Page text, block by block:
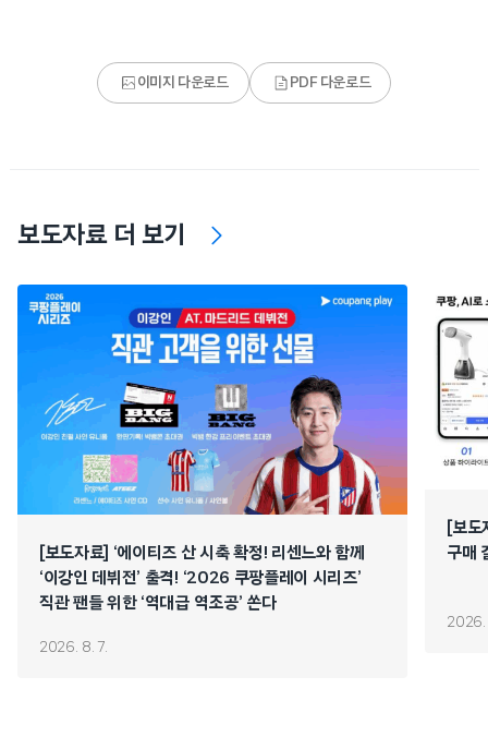
이미지 다운로드 PDF 다운로드
보도자료 더 보기
[보도자료] ‘에이티즈 산 시축 확정! 리센느와 함께
‘이강인 데뷔전’ 출격! ‘2026 쿠팡플레이 시리즈’
직관 팬들 위한 ‘역대급 역조공’ 쏜다
2026. 8. 7.
[보
구매
2026.